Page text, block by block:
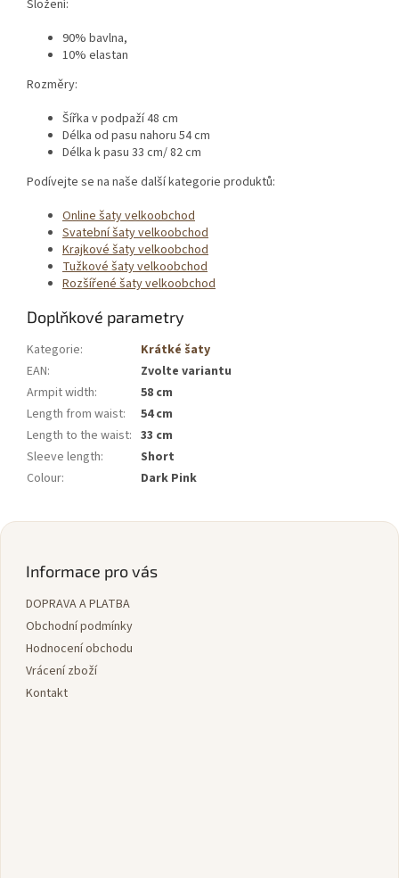
Složení:
90% bavlna,
10% elastan
Rozměry:
Šířka v podpaží 48 cm
Délka od pasu nahoru 54 cm
Délka k pasu 33 cm/ 82 cm
Podívejte se na naše další kategorie produktů:
Online šaty velkoobchod
Svatební šaty velkoobchod
Krajkové šaty velkoobchod
Tužkové šaty velkoobchod
Rozšířené šaty velkoobchod
Doplňkové parametry
Kategorie:
Krátké šaty
EAN:
Zvolte variantu
Armpit width:
58 cm
Length from waist:
54 cm
Length to the waist: 33 cm
Sleeve length:
Short
Colour: Dark Pink
Z
Informace pro vás
DOPRAVA A PLATBA
Obchodní podmínky
Hodnocení obchodu
Vrácení zboží
Kontakt